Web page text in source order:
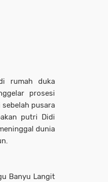
rumah duka
prosesi
pusara
putri Didi
dunia
Banyu Langit